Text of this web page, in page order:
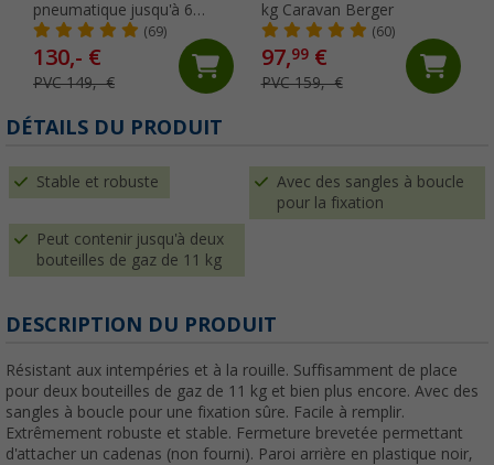
pneumatique jusqu'à 6
tonnes et jusqu'à 305 mm
de largeur de pneu Camper
Flat-Jack
(69)
130,- €
PVC 149,- €
kg Caravan Berger
(60)
97,99€
PVC 159,- €
DÉTAILS DU PRODUIT
Stable et robuste
Avec des sangles à boucle
pour la fixation
Peut contenir jusqu'à deux
bouteilles de gaz de 11 kg
DESCRIPTION DU PRODUIT
Résistant aux intempéries et à la rouille. Suffisamment de place
pour deux bouteilles de gaz de 11 kg et bien plus encore. Avec des
sangles à boucle pour une fixation sûre. Facile à remplir.
Extrêmement robuste et stable. Fermeture brevetée permettant
d'attacher un cadenas (non fourni). Paroi arrière en plastique noir,